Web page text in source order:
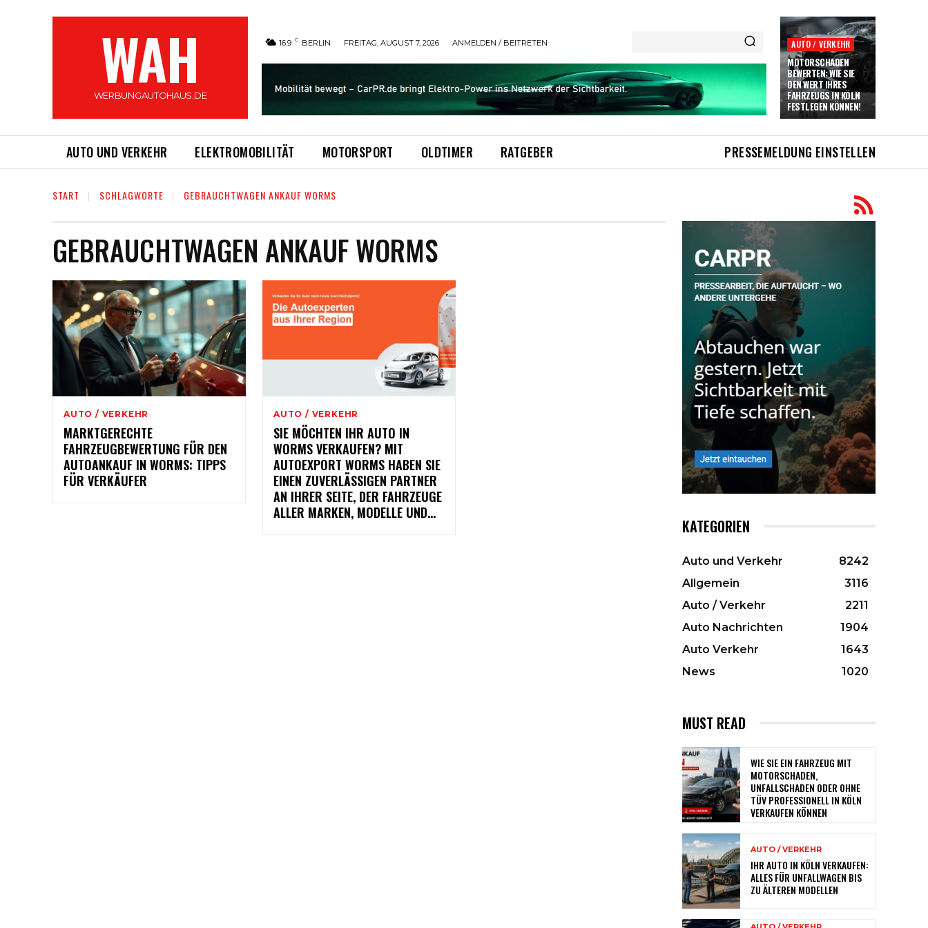
WAH
WERBUNGAUTOHAUS.DE
16.9 C BERLIN FREITAG, AUGUST 7, 2026 ANMELDEN / BEITRETEN AUTO / VERKEHR
MOTORSCHADEN
BEWERTEN: WIE SIE
DEN WERT IHRES
FAHRZEUGS IN KÖLN
FESTLEGEN KÖNNEN!
AUTO UND VERKEHR ELEKTROMOBILITÄT MOTORSPORT OLDTIMER RATGEBER PRESSEMELDUNG EINSTELLEN
START SCHLAGWORTE GEBRAUCHTWAGEN ANKAUF WORMS
GEBRAUCHTWAGEN ANKAUF WORMS
AUTO / VERKEHR
MARKTGERECHTE
FAHRZEUGBEWERTUNG FÜR DEN
AUTOANKAUF IN WORMS: TIPPS
FÜR VERKÄUFER
AUTO / VERKEHR
SIE MÖCHTEN IHR AUTO IN
WORMS VERKAUFEN? MIT
AUTOEXPORT WORMS HABEN SIE
EINEN ZUVERLÄSSIGEN PARTNER
AN IHRER SEITE, DER FAHRZEUGE
ALLER MARKEN, MODELLE UND...
KATEGORIEN
Auto und Verkehr
8242
Allgemein
3116
Auto / Verkehr
2211
Auto Nachrichten
1904
Auto Verkehr
1643
News
1020
MUST READ
WIE SIE EIN FAHRZEUG MIT
MOTORSCHADEN,
UNFALLSCHADEN ODER OHNE
TÜV PROFESSIONELL IN KÖLN
VERKAUFEN KÖNNEN
AUTO / VERKEHR
IHR AUTO IN KÖLN VERKAUFEN:
ALLES FÜR UNFALLWAGEN BIS
ZU ÄLTEREN MODELLEN